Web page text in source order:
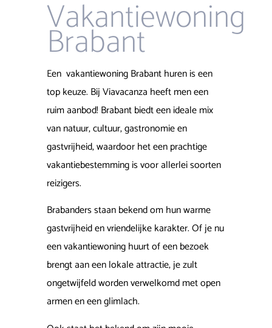
Vakantiewoning
Brabant
Een vakantiewoning Brabant huren is een
top keuze. Bij Viavacanza heeft men een
ruim aanbod! Brabant biedt een ideale mix
van natuur, cultuur, gastronomie en
gastvrijheid, waardoor het een prachtige
vakantiebestemming is voor allerlei soorten
reizigers.
Brabanders staan bekend om hun warme
gastvrijheid en vriendelijke karakter. Of je nu
een vakantiewoning huurt of een bezoek
brengt aan een lokale attractie, je zult
ongetwijfeld worden verwelkomd met open
armen en een glimlach.